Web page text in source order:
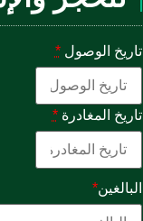
تاريخ الوصول *
تاريخ المغادرة *
البالغين*